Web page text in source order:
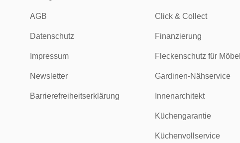
AGB
Datenschutz
Impressum
Newsletter
Barrierefreiheitserklärung
Click & Collect
Finanzierung
Fleckenschutz für Möbel
Gardinen-Nähservice
Innenarchitekt
Küchengarantie
Küchenvollservice